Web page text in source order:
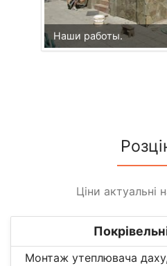
Наши работы.
Ціни актуальні
Монтаж утеплювача